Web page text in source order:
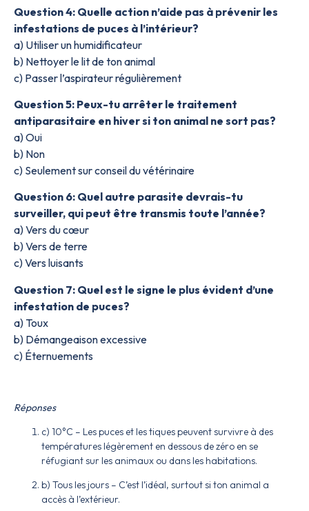
Question 4: Quelle action n’aide pas à prévenir les
infestations de puces à l’intérieur?
a) Utiliser un humidificateur
b) Nettoyer le lit de ton animal
c) Passer l’aspirateur régulièrement
Question 5: Peux-tu arrêter le traitement
antiparasitaire en hiver si ton animal ne sort pas?
a) Oui
b) Non
c) Seulement sur conseil du vétérinaire
Question 6: Quel autre parasite devrais-tu
surveiller, qui peut être transmis toute l’année?
a) Vers du cœur
b) Vers de terre
c) Vers luisants
Question 7: Quel est le signe le plus évident d’une
infestation de puces?
a) Toux
b) Démangeaison excessive
c) Éternuements
Réponses
c) 10°C – Les puces et les tiques peuvent survivre à des
températures légèrement en dessous de zéro en se
réfugiant sur les animaux ou dans les habitations.
b) Tous les jours – C’est l’idéal, surtout si ton animal a
accès à l’extérieur.